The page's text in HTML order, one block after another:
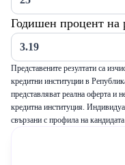
Годишен процент на
Представените резултати са
кредитни институции в
представляват реална оферта и
кредитна институция.
свързани с профила на